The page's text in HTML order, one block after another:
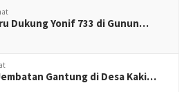
Dukung Yonif 733 di Gunun…
Gantung di Desa Kaki…